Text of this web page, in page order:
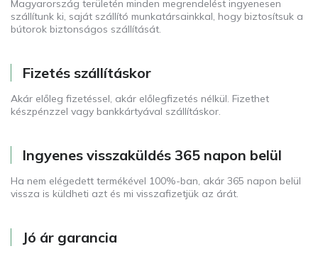
Magyarország területén minden megrendelést ingyenesen
szállítunk ki, saját szállító munkatársainkkal, hogy biztosítsuk a
bútorok biztonságos szállítását.
Fizetés szállításkor
Akár előleg fizetéssel, akár előlegfizetés nélkül. Fizethet
készpénzzel vagy bankkártyával szállításkor.
Ingyenes visszaküldés 365 napon belül
Ha nem elégedett termékével 100%-ban, akár 365 napon belül
vissza is küldheti azt és mi visszafizetjük az árát.
Jó ár garancia